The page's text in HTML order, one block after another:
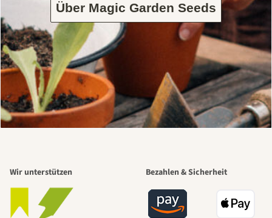
Über Magic Garden Seeds
Wir unterstützen Bezahlen & Sicherheit